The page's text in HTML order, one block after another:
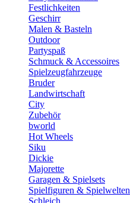
Festlichkeiten
Geschirr
Malen & Basteln
Outdoor
Partyspaß
Schmuck & Accessoires
Spielzeugfahrzeuge
Bruder
Landwirtschaft
City
Zubehör
bworld
Hot Wheels
Siku
Dickie
Majorette
Garagen & Spielsets
Spielfiguren & Spielwelten
Schleich